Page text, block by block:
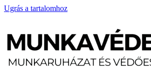
Ugrás a tartalomhoz